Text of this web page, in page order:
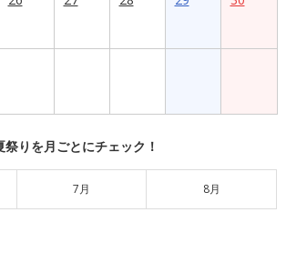
りを月ごとにチェック！
7月 8月